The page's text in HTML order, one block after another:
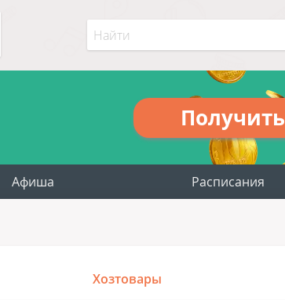
Получить
Афиша Расписания
Хозтовары